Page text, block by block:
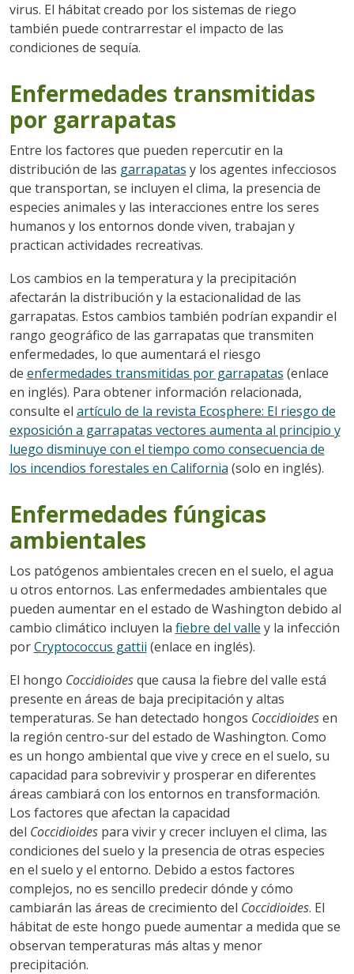
virus. El hábitat creado por los sistemas de riego
también puede contrarrestar el impacto de las
condiciones de sequía.
Enfermedades transmitidas
por garrapatas
Entre los factores que pueden repercutir en la
distribución de las garrapatas y los agentes infecciosos
que transportan, se incluyen el clima, la presencia de
especies animales y las interacciones entre los seres
humanos y los entornos donde viven, trabajan y
practican actividades recreativas.
Los cambios en la temperatura y la precipitación
afectarán la distribución y la estacionalidad de las
garrapatas. Estos cambios también podrían expandir el
rango geográfico de las garrapatas que transmiten
enfermedades, lo que aumentará el riesgo
de enfermedades transmitidas por garrapatas (enlace
en inglés). Para obtener información relacionada,
consulte el artículo de la revista Ecosphere: El riesgo de
exposición a garrapatas vectores aumenta al principio y
luego disminuye con el tiempo como consecuencia de
los incendios forestales en California (solo en inglés).
Enfermedades fúngicas
ambientales
Los patógenos ambientales crecen en el suelo, el agua
u otros entornos. Las enfermedades ambientales que
pueden aumentar en el estado de Washington debido al
cambio climático incluyen la fiebre del valle y la infección
porCryptococcus gattii (enlace en inglés).
El hongo Coccidioidesque causa la fiebre del valle está
presente en áreas de baja precipitación y altas
temperaturas. Se han detectado hongos Coccidioidesen
la región centro-sur del estado de Washington. Como
es un hongo ambiental que vive y crece en el suelo, su
capacidad para sobrevivir y prosperar en diferentes
áreas cambiará con los entornos en transformación.
Los factores que afectan la capacidad
del Coccidioidespara vivir y crecer incluyen el clima, las
condiciones del suelo y la presencia de otras especies
en el suelo y el entorno. Debido a estos factores
complejos, no es sencillo predecir dónde y cómo
cambiarán las áreas de crecimiento del Coccidioides. El
hábitat de este hongo puede aumentar a medida que se
observan temperaturas más altas y menor
precipitación.